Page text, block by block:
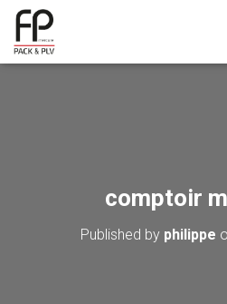
comptoir
Published by philippe